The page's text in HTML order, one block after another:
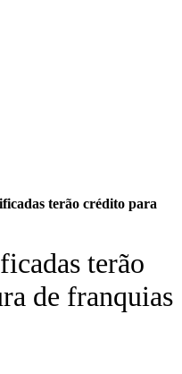
terão crédito para
terão
de franquias